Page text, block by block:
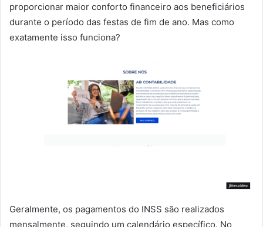
proporcionar maior conforto financeiro aos beneficiários
durante o período das festas de fim de ano. Mas como
exatamente isso funciona?
Geralmente, os pagamentos do INSS são realizados
mensalmente, seguindo um calendário específico. No